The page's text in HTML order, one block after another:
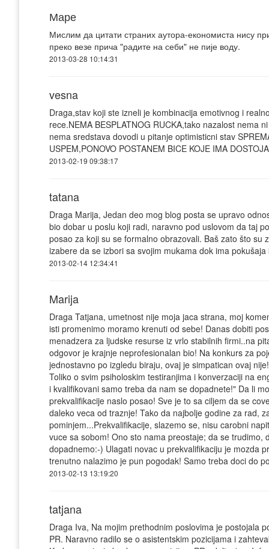
Маре
Мислим да цитати страних аутора-економиста нису
преко везе прича "радите на себи" не пије воду.
2013-03-28 10:14:31
vesna
Draga,stav koji ste izneli je kombinacija emotivnog i
rece.NEMA BESPLATNOG RUCKA,tako nazalost nema
nema sredstava dovodi u pitanje optimisticni stav
USPEM,PONOVO POSTANEM BICE KOJE IMA
2013-02-19 09:38:17
tatana
Draga Marija, Jedan deo mog blog posta se upravo
bio dobar u poslu koji radi, naravno pod uslovom da taj
posao za koji su se formalno obrazovali. Baš zato što
izabere da se izbori sa svojim mukama dok ima
2013-02-14 12:34:41
Marija
Draga Tatjana, umetnost nije moja jaca strana, moj
isti promenimo moramo krenuti od sebe! Danas dobiti
menadzera za ljudske resurse iz vrlo stabilnih firmi..na
odgovor je krajnje neprofesionalan bio! Na konkurs za
jednostavno po izgledu biraju, ovaj je simpatican ovaj
Toliko o svim psiholoskim testiranjima i konverzaciji na
i kvalifikovani samo treba da nam se dopadnete!" Da li
prekvalifikacije naslo posao! Sve je to sa ciljem da se
daleko veca od traznje! Tako da najbolje godine za rad,
pominjem...Prekvalifikacije, slazemo se, nisu carobni
vuce sa sobom! Ono sto nama preostaje; da se
dopadnemo:-) Ulagati novac u prekvalifikaciju je mozda
trenutno nalazimo je pun pogodak! Samo treba doci do
2013-02-13 13:19:20
tatjana
Draga Iva, Na mojim prethodnim poslovima je postojala
PR. Naravno radilo se o asistentskim pozicijama i